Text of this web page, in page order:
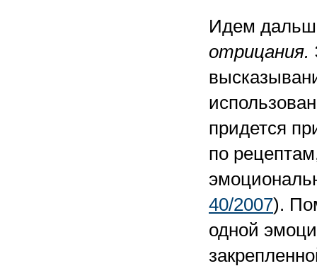
Идем
отрицания.
придется
по
40/2007).
одной